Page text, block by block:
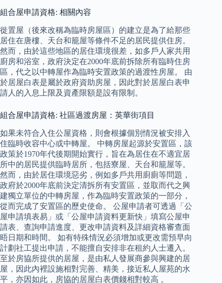
組合屋申請資格: 相關內容
徙置屋（後來改稱為臨時房屋區）的建立是為了給那些
居住在唐樓、天台和籠屋等條件不足的居民提供住房。
然而，由於這些地區的居住環境很差，如多戶人家共用
廚房和浴室，政府決定在2000年底前拆除所有臨時住房
區，代之以中轉屋作為臨時安置政策的過渡性房屋。 由
於居屋白表是屬於政府資助房屋，因此對於居屋白表申
請人的入息上限及資產限額是設有限制。
組合屋申請資格: 社區過渡房屋：英華街項目
如果未符合入住公屋資格，則會根據個別情況被安排入
住臨時收容中心或中轉屋。 中轉房屋起源於安置區，該
政策於1970年代後期開始實行，旨在為居住在不適宜居
所中的居民提供臨時居所，包括寮屋、天台和籠屋等。
然而，由於居住環境惡劣，例如多戶共用廚廁等問題，
政府於2000年底前決定清拆所有安置區，並取而代之興
建獨立單位的中轉房屋，作為臨時安置政策的一部分，
從而完成了安置區的歷史使命。 公屋申請者可透過「公
屋申請填表易」或「公屋申請資料更新快」填寫公屋申
請表、查詢申請進度、更改申請資料及詳細資格審查面
晤日期和時間。 如有特殊情況必須增加或更改需預早向
計劃社工提出申請，不能擅自安排非在租約人士遷入。
至於房協所提供的居屋，是由私人發展商參與興建的居
屋，因此內裡設施相對完善、精美，接近私人屋苑的水
平，亦因如此，房協的居屋白表價錢相對較高 。